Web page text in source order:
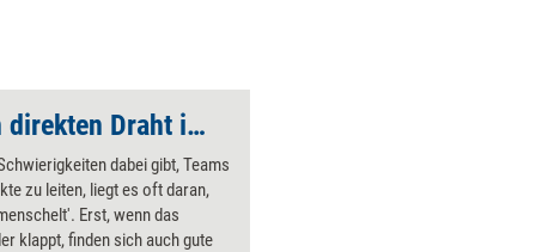
Power-Tools für den direkten Draht ins Team
dabei gibt, Teams
zu leiten, liegt es oft daran,
Erst, wenn das
klappt, finden sich auch gute